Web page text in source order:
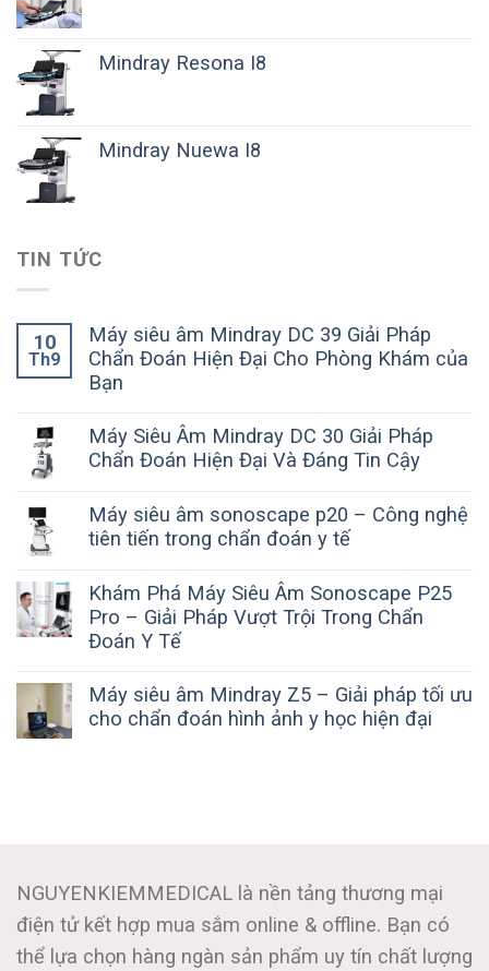
Mindray Resona I8
Mindray Nuewa I8
TIN TỨC
10
Th9
Máy siêu âm Mindray DC 39 Giải Pháp
Chẩn Đoán Hiện Đại Cho Phòng Khám của
Bạn
Máy Siêu Âm Mindray DC 30 Giải Pháp
Chẩn Đoán Hiện Đại Và Đáng Tin Cậy
Máy siêu âm sonoscape p20 – Công nghệ
tiên tiến trong chẩn đoán y tế
Khám Phá Máy Siêu Âm Sonoscape P25
Pro – Giải Pháp Vượt Trội Trong Chẩn
Đoán Y Tế
Máy siêu âm Mindray Z5 – Giải pháp tối ưu
cho chẩn đoán hình ảnh y học hiện đại
NGUYENKIEMMEDICAL là nền tảng thương mại
điện tử kết hợp mua sắm online & offline. Bạn có
thể lựa chọn hàng ngàn sản phẩm uy tín chất lượng